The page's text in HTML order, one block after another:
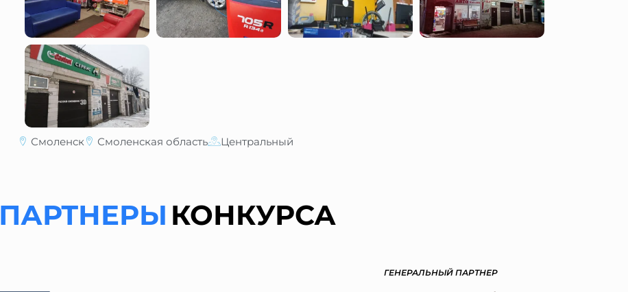
Смоленск Смоленская область Центральный
ПАРТНЕРЫ КОНКУРСА
ГЕНЕРАЛЬНЫЙ ПАРТНЕР